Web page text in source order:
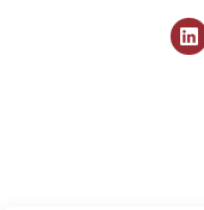
L
i
n